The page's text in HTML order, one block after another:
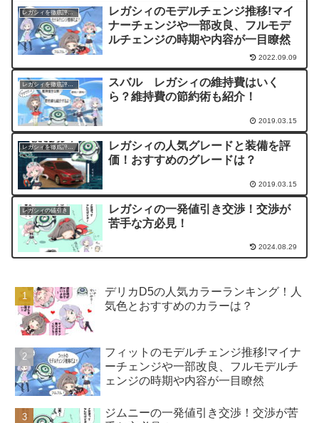
レガシィを徹底評価！
レガシィのモデルチェンジ推移!マイ
ナーチェンジや一部改良、フルモデ
ルチェンジの時期や内容が一目瞭然
2022.09.09
スバル レガシィの維持費はいく
ら？維持費の節約術も紹介！
2019.03.15
レガシィを徹底評価！
レガシィの人気グレードと装備を評
価！おすすめのグレードは？
2019.03.15
レガシィの値引き
レガシィの一発値引き交渉！交渉が
苦手な方必見！
2024.08.29
デリカD5の人気カラーランキング！人
気色とおすすめのカラーは？
フィットのモデルチェンジ推移!マイナ
ーチェンジや一部改良、フルモデルチ
ェンジの時期や内容が一目瞭然
ジムニーの一発値引き交渉！交渉が苦